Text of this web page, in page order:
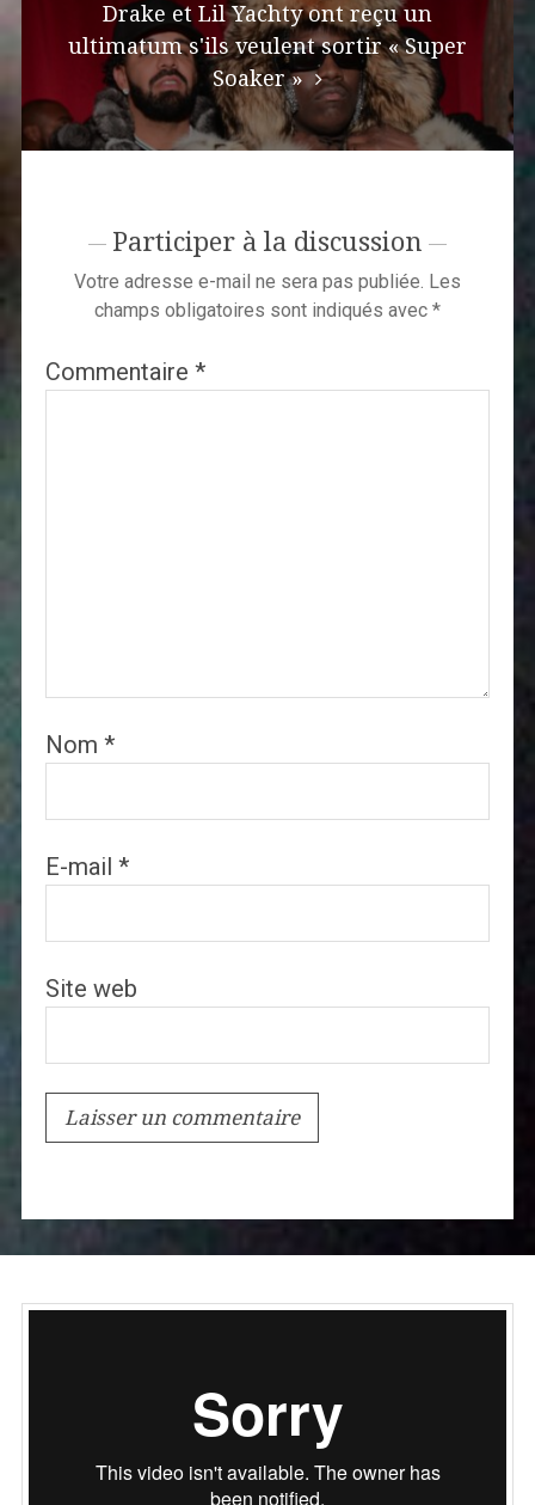
Drake et Lil Yachty ont reçu un
ultimatum s'ils veulent sortir « Super
Soaker »
Participer à la discussion
Votre adresse e-mail ne sera pas publiée. Les
champs obligatoires sont indiqués avec *
Commentaire *
Nom *
E-mail *
Site web